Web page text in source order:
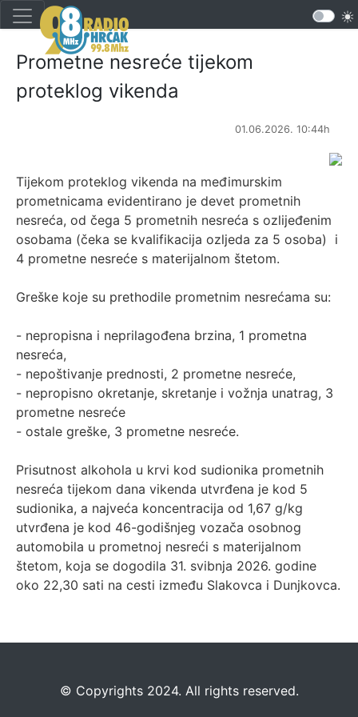
Prometne nesreće tijekom
proteklog vikenda
01.06.2026. 10:44h
Tijekom proteklog vikenda na međimurskim
prometnicama evidentirano je devet prometnih
nesreća, od čega 5 prometnih nesreća s ozlijeđenim
osobama (čeka se kvalifikacija ozljeda za 5 osoba) i
4 prometne nesreće s materijalnom štetom.
Greške koje su prethodile prometnim nesrećama su:
- nepropisna i neprilagođena brzina, 1 prometna
nesreća,
- nepoštivanje prednosti, 2 prometne nesreće,
- nepropisno okretanje, skretanje i vožnja unatrag, 3
prometne nesreće
- ostale greške, 3 prometne nesreće.
Prisutnost alkohola u krvi kod sudionika prometnih
nesreća tijekom dana vikenda utvrđena je kod 5
sudionika, a najveća koncentracija od 1,67 g/kg
utvrđena je kod 46-godišnjeg vozača osobnog
automobila u prometnoj nesreći s materijalnom
štetom, koja se dogodila 31. svibnja 2026. godine
oko 22,30 sati na cesti između Slakovca i Dunjkovca.
©️ Copyrights 2024. All rights reserved.